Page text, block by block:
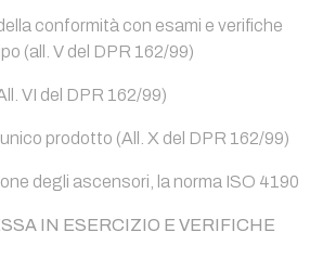
conformità con esami e verifiche
(all. V del DPR 162/99)
VI del DPR 162/99)
prodotto (All. X del DPR 162/99)
degli ascensori, la norma ISO 4190
IN ESERCIZIO E VERIFICHE